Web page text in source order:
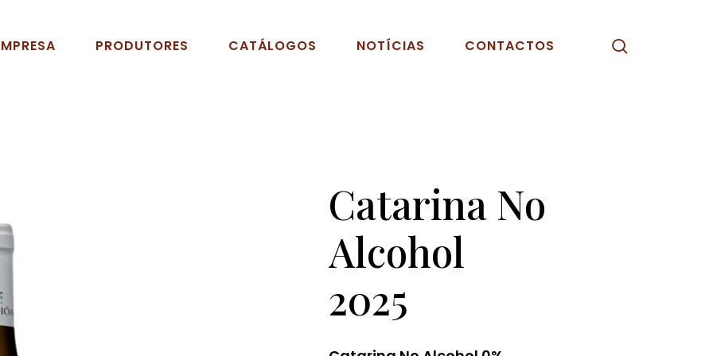
PRODUTORES CATÁLOGOS NOTÍCIAS CONTACTOS
Catarina No
Alcohol
2025